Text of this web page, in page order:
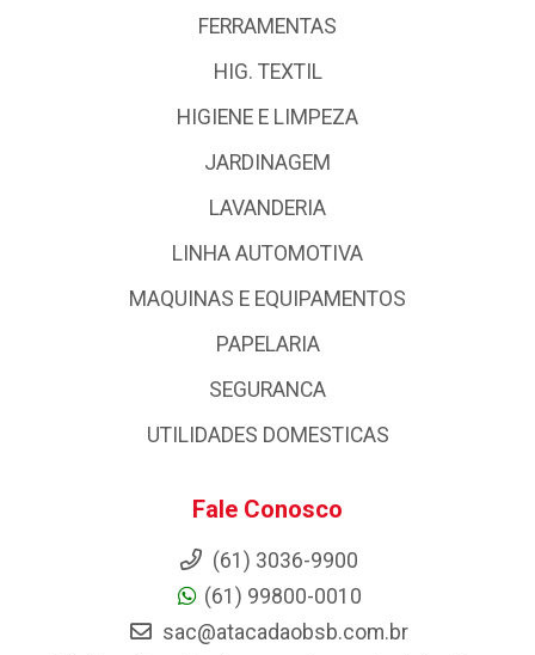
FERRAMENTAS
HIG. TEXTIL
HIGIENE E LIMPEZA
JARDINAGEM
LAVANDERIA
LINHA AUTOMOTIVA
MAQUINAS E EQUIPAMENTOS
PAPELARIA
SEGURANCA
UTILIDADES DOMESTICAS
Fale Conosco
(61) 3036-9900
(61) 99800-0010
sac@atacadaobsb.com.br